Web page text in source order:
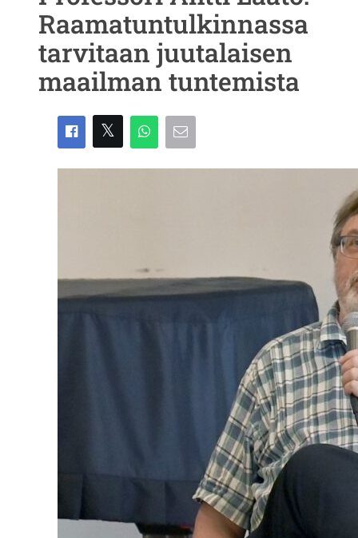
Raamatuntulkinnassa
tarvitaan juutalaisen
maailman tuntemista